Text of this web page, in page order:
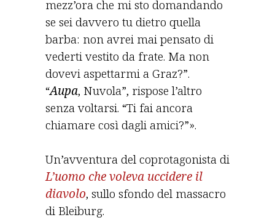
mezz’ora che mi sto domandando
se sei davvero tu dietro quella
barba: non avrei mai pensato di
vederti vestito da frate. Ma non
dovevi aspettarmi a Graz?”.
“Aupa, Nuvola”, rispose l’altro
senza voltarsi. “Ti fai ancora
chiamare così dagli amici?”».
Un’avventura del coprotagonista di
L’uomo che voleva uccidere il
diavolo, sullo sfondo del massacro
di Bleiburg.